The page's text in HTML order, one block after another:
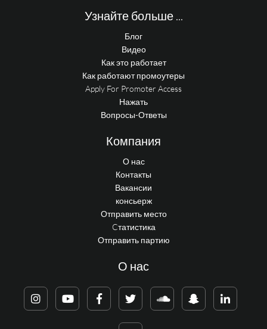
Узнайте больше ...
Блог
Видео
Как это работает
Как работают промоутеры
Apply For Promoter Access
Нажать
Вопросы-Ответы
Компания
О нас
Контакты
Вакансии
консьерж
Отправить место
Cтатистика
Отправить партию
О нас